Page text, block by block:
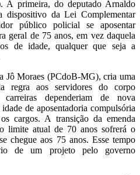
A primeira, do deputado Arnaldo
dispositivo da Lei Complementar
público policial se aposentar
geral de 75 anos, em vez daquela
de idade, qualquer que seja a
Jô Moraes (PCdoB-MG), cria uma
regra aos servidores do corpo
dependeriam de nova
de aposentadoria compulsória
cargos. A transição da emenda
limite atual de 70 anos sofrerá o
chegue aos 75 anos. Esse tempo
de um projeto pelo governo